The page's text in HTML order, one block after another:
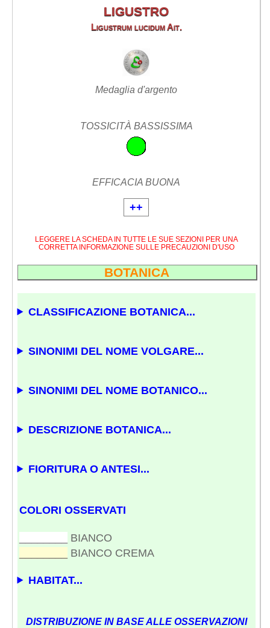
LIGUSTRO
Ligustrum lucidum Ait.
Medaglia d'argento
TOSSICITÀ BASSISSIMA
EFFICACIA BUONA
++
LEGGERE LA SCHEDA IN TUTTE LE SUE SEZIONI PER UNA
CORRETTA INFORMAZIONE SULLE PRECAUZIONI D'USO
BOTANICA
CLASSIFICAZIONE BOTANICA...
SINONIMI DEL NOME VOLGARE...
SINONIMI DEL NOME BOTANICO...
DESCRIZIONE BOTANICA...
FIORITURA O ANTESI...
COLORI OSSERVATI
BIANCO
BIANCO CREMA
HABITAT...
DISTRIBUZIONE IN BASE ALLE OSSERVAZIONI